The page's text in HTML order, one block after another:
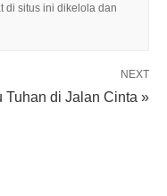
di situs ini dikelola dan
NEXT
Tuhan di Jalan Cinta »